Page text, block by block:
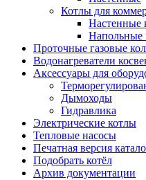
Котлы для
Настенные
Напольные
Проточные газовые
Водонагреватели
Аксессуары для
Дымоходы
Гидравлика
Электрические котлы
Тепловые насосы
Печатная версия
Подобрать котёл
Архив документации